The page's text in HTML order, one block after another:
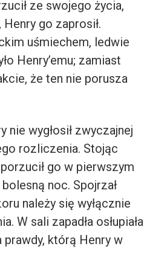
ze swojego życia,
go zaprosił.
uśmiechem, ledwie
Henry’emu; zamiast
że ten nie porusza
wygłosił zwyczajnej
rozliczenia. Stojąc
go w pierwszym
noc. Spojrzał
należy się wyłącznie
W sali zapadła osłupiała
prawdy, którą Henry w